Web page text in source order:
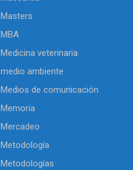
Masters
MBA
Medicina veterinaria
medio ambiente
Medios de comunicación
Memoria
Mercadeo
Metodología
Metodologías